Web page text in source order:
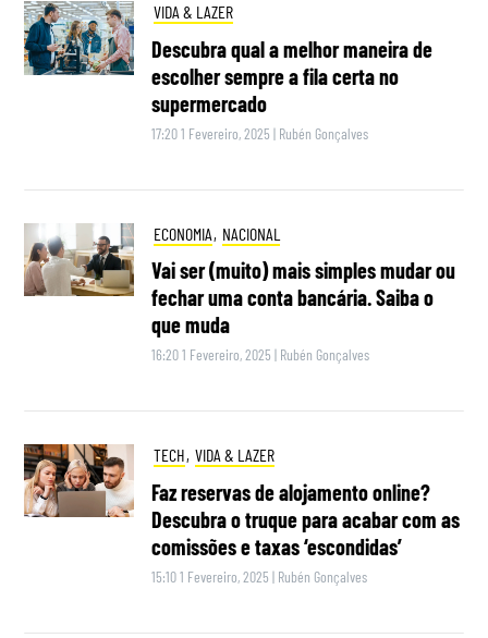
VIDA & LAZER
Descubra qual a melhor maneira de
escolher sempre a fila certa no
supermercado
17:20 1 Fevereiro, 2025 | Rubén Gonçalves
ECONOMIA, NACIONAL
Vai ser (muito) mais simples mudar ou
fechar uma conta bancária. Saiba o
que muda
16:20 1 Fevereiro, 2025 | Rubén Gonçalves
TECH, VIDA & LAZER
Faz reservas de alojamento online?
Descubra o truque para acabar com as
comissões e taxas ‘escondidas’
15:10 1 Fevereiro, 2025 | Rubén Gonçalves